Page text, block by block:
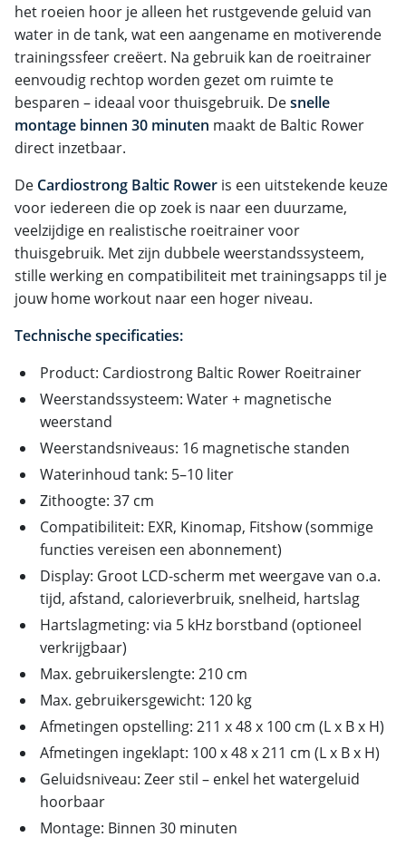
het roeien hoor je alleen het rustgevende geluid van
water in de tank, wat een aangename en motiverende
trainingssfeer creëert. Na gebruik kan de roeitrainer
eenvoudig rechtop worden gezet om ruimte te
besparen – ideaal voor thuisgebruik. Desnelle
montage binnen 30 minuten maakt de Baltic Rower
direct inzetbaar.
De Cardiostrong Baltic Rower is een uitstekende keuze
voor iedereen die op zoek is naar een duurzame,
veelzijdige en realistische roeitrainer voor
thuisgebruik. Met zijn dubbele weerstandssysteem,
stille werking en compatibiliteit met trainingsapps til je
jouw home workout naar een hoger niveau.
Technische specificaties:
Product: Cardiostrong Baltic Rower Roeitrainer
Weerstandssysteem: Water + magnetische
weerstand
Weerstandsniveaus: 16 magnetische standen
Waterinhoud tank: 5–10 liter
Zithoogte: 37 cm
Compatibiliteit: EXR, Kinomap, Fitshow (sommige
functies vereisen een abonnement)
Display: Groot LCD-scherm met weergave van o.a.
tijd, afstand, calorieverbruik, snelheid, hartslag
Hartslagmeting: via 5 kHz borstband (optioneel
verkrijgbaar)
Max. gebruikerslengte: 210 cm
Max. gebruikersgewicht: 120 kg
Afmetingen opstelling: 211 x 48 x 100 cm (L x B x H)
Afmetingen ingeklapt: 100 x 48 x 211 cm (L x B x H)
Geluidsniveau: Zeer stil – enkel het watergeluid
hoorbaar
Montage: Binnen 30 minuten